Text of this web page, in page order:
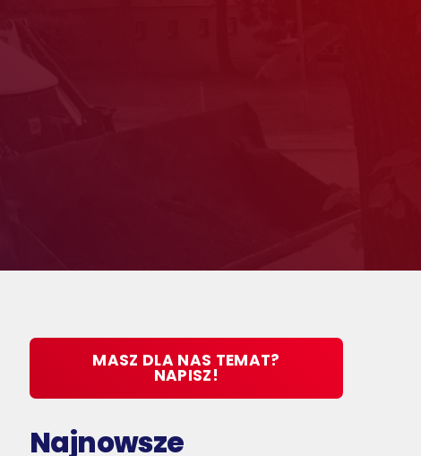
MASZ DLA NAS TEMAT?
NAPISZ!
Najnowsze